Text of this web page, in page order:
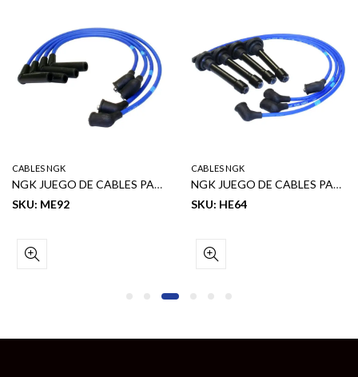
CABLES NGK
NGK JUEGO DE CABLES PARA BUJIA (8697) MITSUB MIRAGE 97-02 4G15
SKU: ME92
CABLES NGK
NGK JUEGO DE CABLES PARA BUJIA NGK CIVIC 99-00 /INTEGRA 92-01/ – 8018
SKU: HE64